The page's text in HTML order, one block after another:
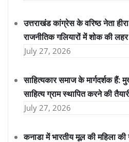
उत्तराखंड कांग्रेस के वरिष्ठ नेता
राजनीतिक गलियारों में शोक की लहर
July 27, 2026
साहित्यकार समाज के मार्गदर्शक हैं:
साहित्य ग्राम स्थापित करने की
July 27, 2026
कनाडा में भारतीय मूल की महिला की